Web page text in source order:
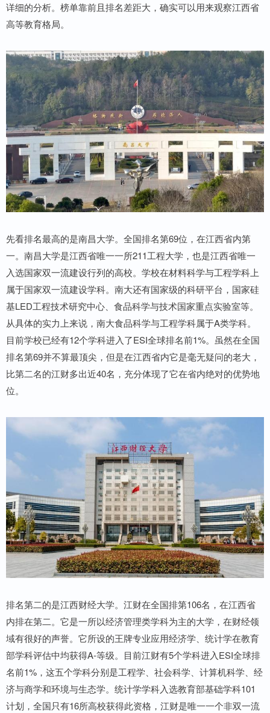
详细的分析。榜单靠前且排名差距大，确实可以用来观察江西省
高等教育格局。
先看排名最高的是南昌大学。全国排名第69位，在江西省内第
一。南昌大学是江西省唯一一所211工程大学，也是江西省唯一
入选国家双一流建设行列的高校。学校在材料科学与工程学科上
属于国家双一流建设学科。南大还有国家级的科研平台，国家硅
基LED工程技术研究中心、食品科学与技术国家重点实验室等。
从具体的实力上来说，南大食品科学与工程学科属于A类学科。
目前学校已经有12个学科进入了ESI全球排名前1%。虽然在全国
排名第69并不算最顶尖，但是在江西省内它是毫无疑问的老大，
比第二名的江财多出近40名，充分体现了它在省内绝对的优势地
位。
排名第二的是江西财经大学。江财在全国排第106名，在江西省
内排在第二。它是一所以经济管理类学科为主的大学，在财经领
域有很好的声誉。它所设的王牌专业应用经济学、统计学在教育
部学科评估中均获得A-等级。目前江财有5个学科进入ESI全球排
名前1%，这五个学科分别是工程学、社会科学、计算机科学、经
济与商学和环境与生态学。统计学学科入选教育部基础学科101
计划，全国只有16所高校获得此资格，江财是唯一一个非双一流